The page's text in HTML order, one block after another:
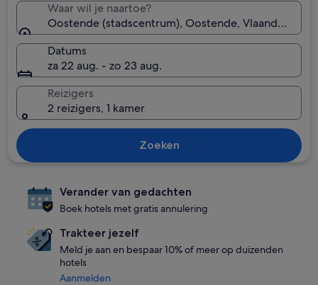
Waar wil je naartoe?
Oostende (stadscentrum), Oostende, Vlaanderen,
Datums
za 22 aug. - zo 23 aug.
Reizigers
2 reizigers, 1 kamer
Zoeken
Verander van gedachten
Boek hotels met gratis annulering
Trakteer jezelf
Meld je aan en bespaar 10% of meer op duizenden
hotels
Aanmelden